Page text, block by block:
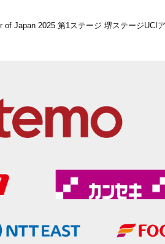
of Japan 2025 第1ステージ 堺ステージUCI